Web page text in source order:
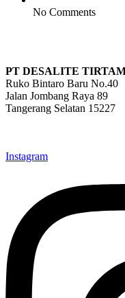
No Comments
PT DESALITE
Ruko Bintaro Baru No.40
Jalan Jombang Raya 89
Tangerang Selatan 15227
Instagram